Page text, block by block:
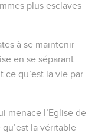
plus esclaves
à se maintenir
en se séparant
ce qu’est la vie par
menace l’Eglise de
la véritable